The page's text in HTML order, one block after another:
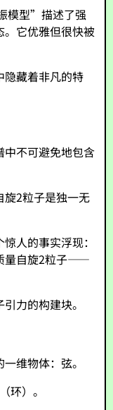
模型”描述了强
。它优雅但很快被
隐藏着非凡的特
中不可避免地包含
旋2粒子是独一无
人的事实浮现：
量自旋2粒子——
力的构建块。
维物体：弦。
（环）。